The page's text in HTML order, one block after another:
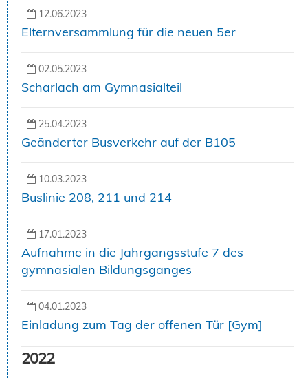
12.06.2023
Elternversammlung für die neuen 5er
02.05.2023
Scharlach am Gymnasialteil
25.04.2023
Geänderter Busverkehr auf der B105
10.03.2023
Buslinie 208, 211 und 214
17.01.2023
Aufnahme in die Jahrgangsstufe 7 des
gymnasialen Bildungsganges
04.01.2023
Einladung zum Tag der offenen Tür [Gym]
2022